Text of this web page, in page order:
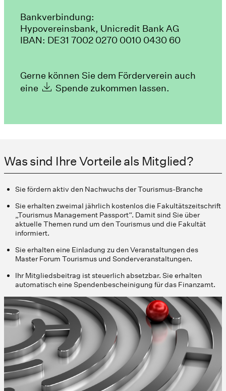
Bankverbindung:
Hypovereinsbank, Unicredit Bank AG
IBAN: DE31 7002 0270 0010 0430 60
Gerne können Sie dem Förderverein auch
eine
Spende zukommen lassen.
Was sind Ihre Vorteile als Mitglied?
Sie fördern aktiv den Nachwuchs der Tourismus-Branche
Sie erhalten zweimal jährlich kostenlos die Fakultätszeitschrift
„Tourismus Management Passport“. Damit sind Sie über
aktuelle Themen rund um den Tourismus und die Fakultät
informiert.
Sie erhalten eine Einladung zu den Veranstaltungen des
Master Forum Tourismus und Sonderveranstaltungen.
Ihr Mitgliedsbeitrag ist steuerlich absetzbar. Sie erhalten
automatisch eine Spendenbescheinigung für das Finanzamt.